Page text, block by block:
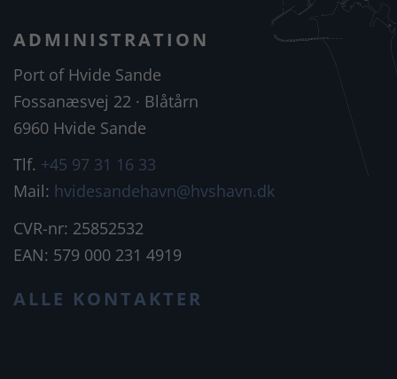
ADMINISTRATION
Port of Hvide Sande
Fossanæsvej 22 · Blåtårn
6960 Hvide Sande
Tlf. +45 97 31 16 33
Mail: hvidesandehavn@hvshavn.dk
CVR-nr: 25852532
EAN: 579 000 231 4919
ALLE KONTAKTER